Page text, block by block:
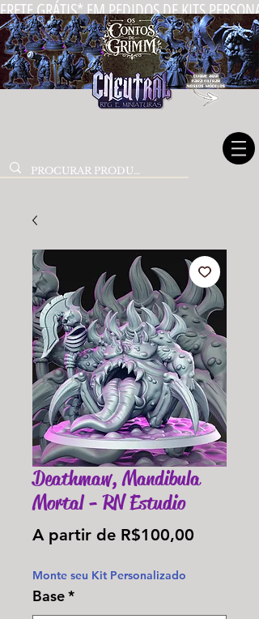
FRETE GRÁTIS* EM PEDIDOS DE KITS
Deathmaw, Mandibula
Mortal - RN Estudio
A partir de R$100,00
Monte seu Kit Personalizado
Base*